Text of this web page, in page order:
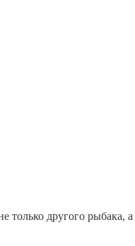
только другого рыбака,